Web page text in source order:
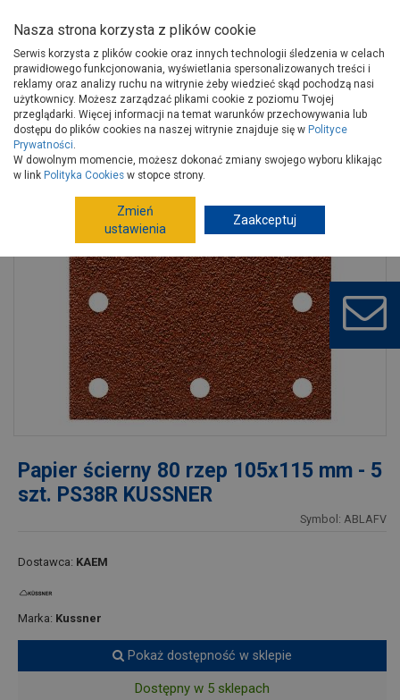
Strona główna Narzędzia
Narzędzia ręczne, warsztat
Materiały ścierne
Pozostałe materiały ścierne
Papier ścierny 80 rzep 105x115 mm - 5 szt. PS38R KUSSNER
Papier ścierny 80 rzep 105x115 mm - 5
szt. PS38R KUSSNER
Symbol: ABLAFV
Dostawca: KAEM
Marka: Kussner
Pokaż dostępność w sklepie
Dostępny w 5 sklepach
Nasza strona korzysta z plików cookie
Serwis korzysta z plików cookie oraz innych technologii śledzenia w celach
prawidłowego funkcjonowania, wyświetlania spersonalizowanych treści i
reklamy oraz analizy ruchu na witrynie żeby wiedzieć skąd pochodzą nasi
użytkownicy. Możesz zarządzać plikami cookie z poziomu Twojej
przeglądarki. Więcej informacji na temat warunków przechowywania lub
dostępu do plików cookies na naszej witrynie znajduje się w Polityce
Prywatności.
W dowolnym momencie, możesz dokonać zmiany swojego wyboru klikając
w link Polityka Cookies w stopce strony.
Zmień
ustawienia
Zaakceptuj